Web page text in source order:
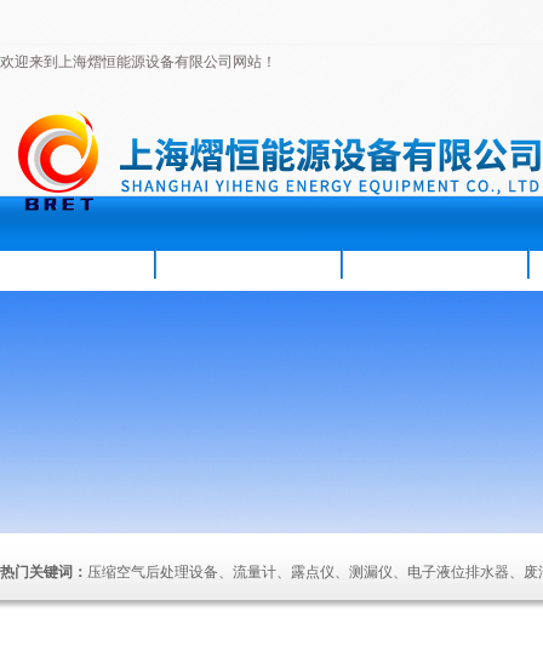
欢迎来到上海熠恒能源设备有限公司网站！
热门关键词： 压缩空气后处理设备、流量计、露点仪、测漏仪、电子液位排水器、